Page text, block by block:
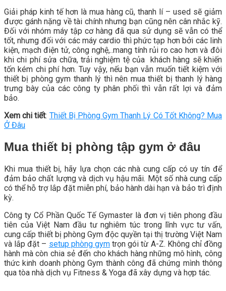
Giải pháp kinh tế hơn là mua hàng cũ, thanh lí – used sẽ giảm
được gánh nặng về tài chính nhưng bạn cũng nên cân nhắc kỹ.
Đối với nhóm máy tập cơ hàng đã qua sử dụng sẽ vẫn có thể
tốt, nhưng đối với các máy cardio thì phức tạp hơn bởi các linh
kiện, mạch điện tử, công nghệ,..mang tính rủi ro cao hơn và đôi
khi chi phí sửa chữa, trải nghiệm tệ của khách hàng sẽ khiến
tốn kém chi phí hơn. Tuy vậy, nếu bạn vẫn muốn tiết kiệm với
thiết bị phòng gym thanh lý thì nên mua thiết bị thanh lý hàng
trưng bày của các công ty phân phối thì vẫn rất lợi và đảm
bảo.
Xem chi tiết: Thiết Bị Phòng Gym Thanh Lý Có Tốt Không? Mua
Ở Đâu
Mua thiết bị phòng tập gym ở đâu
Khi mua thiết bị, hãy lựa chọn các nhà cung cấp có uy tín để
đảm bảo chất lượng và dịch vụ hậu mãi. Một số nhà cung cấp
có thể hỗ trợ lắp đặt miễn phí, bảo hành dài hạn và bảo trì định
kỳ.
Công ty Cổ Phần Quốc Tế Gymaster là đơn vị tiên phong đầu
tiên của Việt Nam đầu tư nghiêm túc trong lĩnh vực tư vấn,
cung cấp thiết bị phòng Gym độc quyền tại thị trường Việt Nam
và lắp đặt – setup phòng gymtrọn gói từ A-Z. Không chỉ đồng
hành mà còn chia sẻ đến cho khách hàng những mô hình, công
thức kinh doanh phòng Gym thành công đã chứng mình thông
qua tòa nhà dịch vụ Fitness & Yoga đã xây dựng và hợp tác.